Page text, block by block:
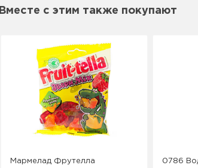
Вместе с этим также покупают
Мармелад Фрутелла
0786